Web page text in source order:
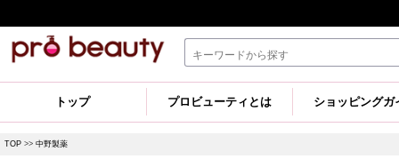
トップ プロビューティとは ショッピングガ
TOP >> 中野製薬